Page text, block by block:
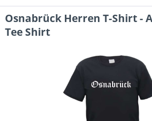
Osnabrück Herren T-Shirt -
Tee Shirt